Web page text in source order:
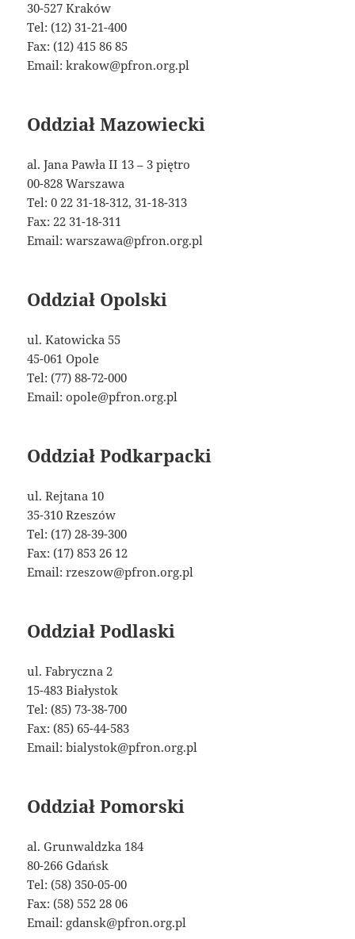
30-527 Kraków
Tel: (12) 31-21-400
Fax: (12) 415 86 85
Email: krakow@pfron.org.pl
Oddział Mazowiecki
al. Jana Pawła II 13 – 3 piętro
00-828 Warszawa
Tel: 0 22 31-18-312, 31-18-313
Fax: 22 31-18-311
Email: warszawa@pfron.org.pl
Oddział Opolski
ul. Katowicka 55
45-061 Opole
Tel: (77) 88-72-000
Email: opole@pfron.org.pl
Oddział Podkarpacki
ul. Rejtana 10
35-310 Rzeszów
Tel: (17) 28-39-300
Fax: (17) 853 26 12
Email: rzeszow@pfron.org.pl
Oddział Podlaski
ul. Fabryczna 2
15-483 Białystok
Tel: (85) 73-38-700
Fax: (85) 65-44-583
Email: bialystok@pfron.org.pl
Oddział Pomorski
al. Grunwaldzka 184
80-266 Gdańsk
Tel: (58) 350-05-00
Fax: (58) 552 28 06
Email: gdansk@pfron.org.pl